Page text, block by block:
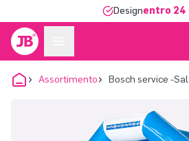
Designentro 24
Assortimento Bosch service -